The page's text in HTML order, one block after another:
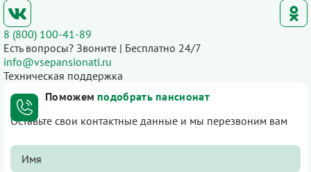
8 (800) 100-41-89
Есть вопросы? Звоните | Бесплатно 24/7
info@vsepansionati.ru
Техническая поддержка
Поможем подобрать пансионат
Оставьте свои контактные данные и мы перезвоним вам